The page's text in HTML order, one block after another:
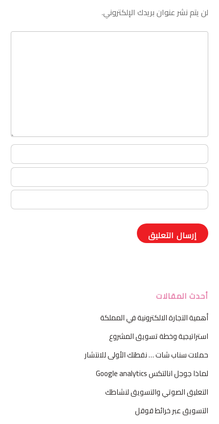
لن يتم نشر عنوان بريدك الإلكتروني.
أحدث المقالات
أهمية التجارة الالكترونية في المملكة
استراتيجية وخطة تسويق المشروع
حملات سناب شات … نقطتك الأولى للانتشار
لماذا جوجل انالتكس Google analytics
التعليق الصوتي والتسويق لنشاطك
التسويق عبر خرائط قوقل